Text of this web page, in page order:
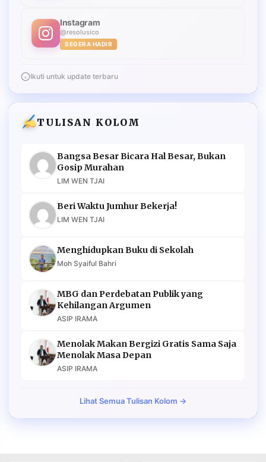
Instagram
@resolusico
SEGERA HADIR
Ikuti untuk update terbaru
TULISAN KOLOM
Bangsa Besar Bicara Hal Besar, Bukan
Gosip Murahan
LIM WEN TJAI
Beri Waktu Jumhur Bekerja!
LIM WEN TJAI
Menghidupkan Buku di Sekolah
Moh Syaiful Bahri
MBG dan Perdebatan Publik yang
Kehilangan Argumen
ASIP IRAMA
Menolak Makan Bergizi Gratis Sama Saja
Menolak Masa Depan
ASIP IRAMA
Lihat Semua Tulisan Kolom →